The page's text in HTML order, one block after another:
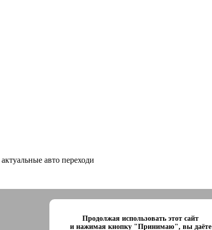
авто переходи
Продолжая использовать этот сайт
и нажимая кнопку "Принимаю", вы даёте